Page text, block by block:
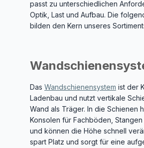
passt zu unterschiedlichen
Optik, Last und Aufbau. Die
bilden den Kern unseres
Das Wandschienensystem ist der
Ladenbau und nutzt vertikale
Wand als Träger. In die Schienen
Konsolen für Fachböden,
und können die Höhe schnell
spart Platz und sorgt für eine